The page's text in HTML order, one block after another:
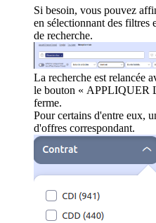
Si besoin, vous pouvez
en sélectionnant des filtres
de recherche.
La recherche est relancée
le bouton « APPLIQUER
ferme.
Pour certains d'entre eux,
d'offres correspondant.